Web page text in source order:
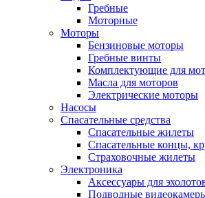
Гребные
Моторные
Моторы
Бензиновые моторы
Гребные винты
Комплектующие для
Масла для моторов
Электрические моторы
Насосы
Спасательные средства
Спасательные жилеты
Спасательные концы,
Страховочные жилеты
Электроника
Аксессуары для
Подводные